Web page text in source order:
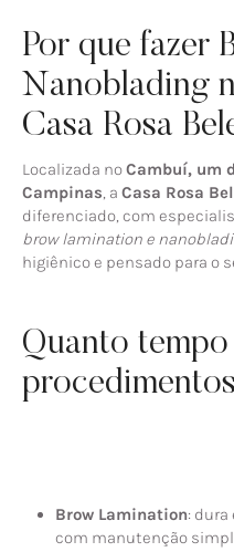
Por que fazer
Nanoblading
Casa Rosa
Localizada noCambuí, um
Campinas, a Casa Rosa
diferenciado, com
brow lamination e
higiênico e pensado para o
Quanto
Brow Lamination: dura
com manutenção